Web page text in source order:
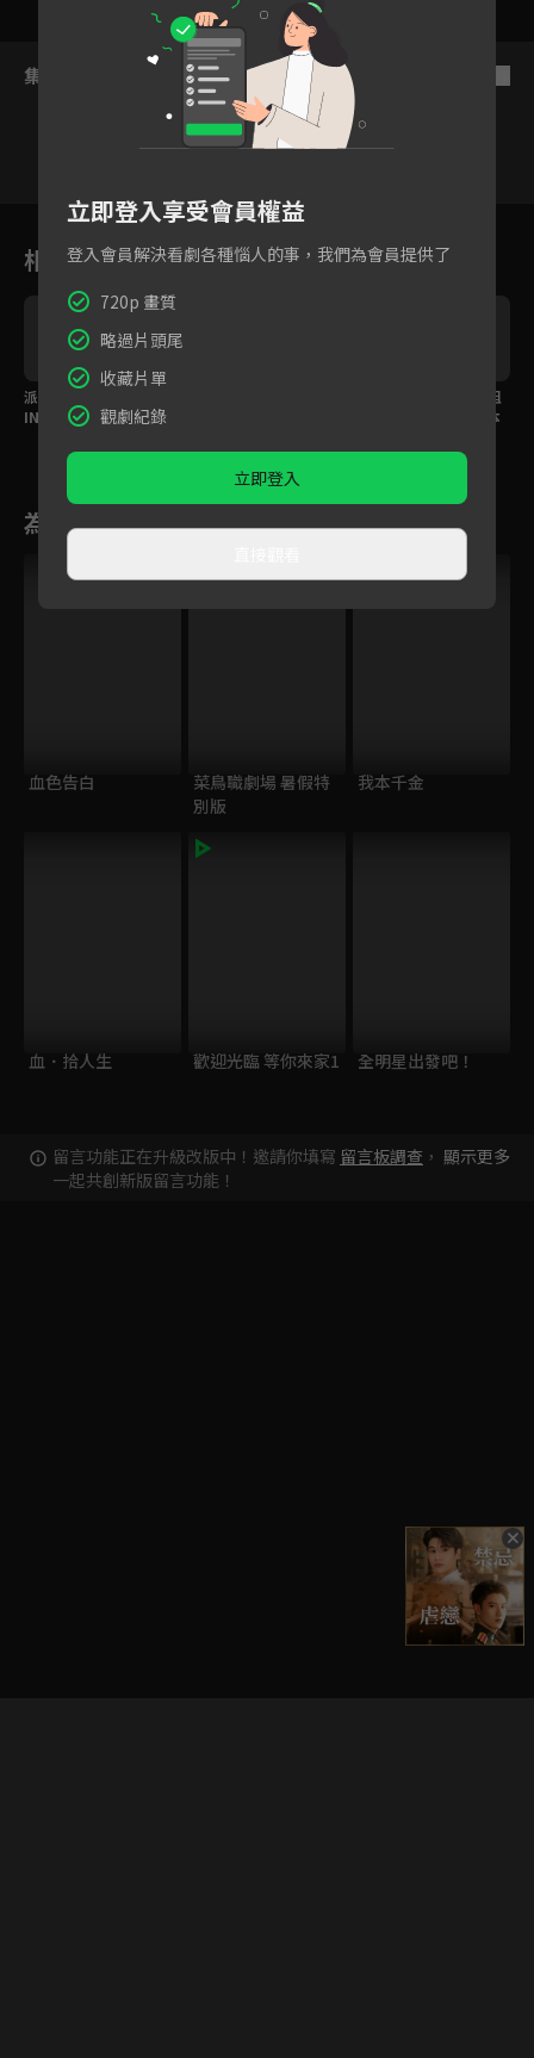
集數列表
2 3 4
相關花絮
派翠克助攻失敗反被要L
INE？月老變小三橫刀奪
派翠克浮誇反應秒變姐
妹！苗可麗接梗吐槽本
為您推薦
血色告白
菜鳥職劇場 暑假特
別版
我本千金
血．拾人生 歡迎光臨 等你來家1 全明星出發吧！
留言功能正在升級改版中！邀請你填寫 留言板調查 ，
一起共創新版留言功能！
顯示更多
立即登入享受會員權益
登入會員解決看劇各種惱人的事，我們為會員提供了
720p 畫質
略過片頭尾
收藏片單
觀劇紀錄
立即登入